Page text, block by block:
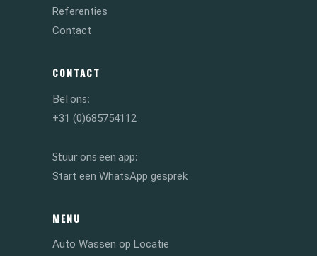
Referenties
Contact
CONTACT
Bel ons:
+31 (0)685754112
Stuur ons een app:
Start een WhatsApp gesprek
MENU
Auto Wassen op Locatie